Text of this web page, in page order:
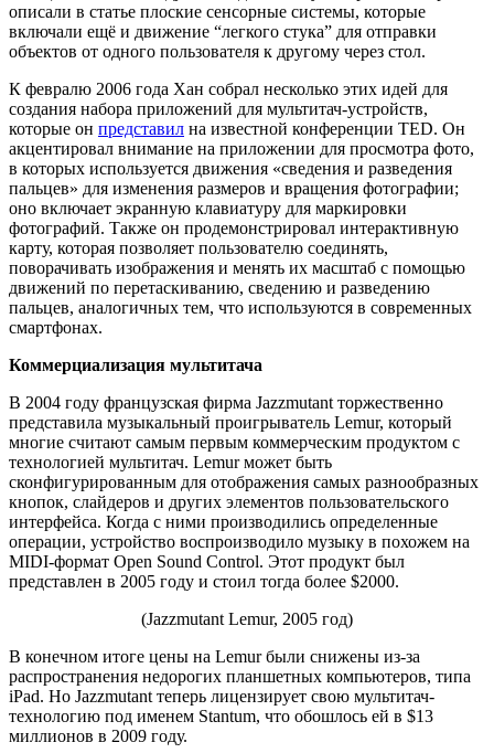
описали в статье плоские сенсорные системы, которые
включали ещё и движение “легкого стука” для отправки
объектов от одного пользователя к другому через стол.
К февралю 2006 года Хан собрал несколько этих идей для
создания набора приложений для мультитач-устройств,
которые он представил на известной конференции TED. Он
акцентировал внимание на приложении для просмотра фото,
в которых используется движения «сведения и разведения
пальцев» для изменения размеров и вращения фотографии;
оно включает экранную клавиатуру для маркировки
фотографий. Также он продемонстрировал интерактивную
карту, которая позволяет пользователю соединять,
поворачивать изображения и менять их масштаб с помощью
движений по перетаскиванию, сведению и разведению
пальцев, аналогичных тем, что используются в современных
смартфонах.
Коммерциализация мультитача
В 2004 году французская фирма Jazzmutant торжественно
представила музыкальный проигрыватель Lemur, который
многие считают самым первым коммерческим продуктом с
технологией мультитач. Lemur может быть
сконфигурированным для отображения самых разнообразных
кнопок, слайдеров и других элементов пользовательского
интерфейса. Когда с ними производились определенные
операции, устройство воспроизводило музыку в похожем на
MIDI-формат Open Sound Control. Этот продукт был
представлен в 2005 году и стоил тогда более $2000.
(Jazzmutant Lemur, 2005 год)
В конечном итоге цены на Lemur были снижены из-за
распространения недорогих планшетных компьютеров, типа
iPad. Но Jazzmutant теперь лицензирует свою мультитач-
технологию под именем Stantum, что обошлось ей в $13
миллионов в 2009 году.